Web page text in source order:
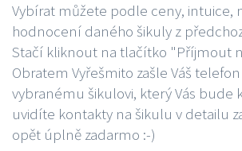
Vybírat můžete podle ceny, intuice,
hodnocení daného šikuly z
Stačí kliknout na tlačítko "Příjmout
Obratem Vyřešmito zašle Váš
vybranému šikulovi, který Vás bude
uvidíte kontakty na šikulu v detailu
opět úplně zadarmo :-)